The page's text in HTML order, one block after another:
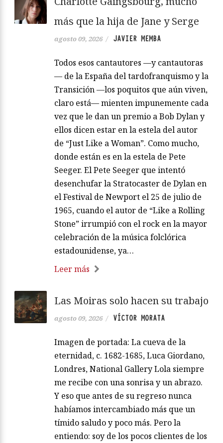
más que la hija de Jane y Serge
agosto 09, 2026 / JAVIER MEMBA
Todos esos cantautores —y cantautoras
— de la España del tardofranquismo y la
Transición —los poquitos que aún viven,
claro está— mienten impunemente cada
vez que le dan un premio a Bob Dylan y
ellos dicen estar en la estela del autor
de “Just Like a Woman”. Como mucho,
donde están es en la estela de Pete
Seeger. El Pete Seeger que intentó
desenchufar la Stratocaster de Dylan en
el Festival de Newport el 25 de julio de
1965, cuando el autor de “Like a Rolling
Stone” irrumpió con el rock en la mayor
celebración de la música folclórica
estadounidense, ya…
Leer más
Las Moiras solo hacen su trabajo
agosto 09, 2026 / VÍCTOR MORATA
Imagen de portada: La cueva de la
eternidad, c. 1682-1685, Luca Giordano,
Londres, National Gallery Lola siempre
me recibe con una sonrisa y un abrazo.
Y eso que antes de su regreso nunca
habíamos intercambiado más que un
tímido saludo y poco más. Pero la
entiendo: soy de los pocos clientes de los